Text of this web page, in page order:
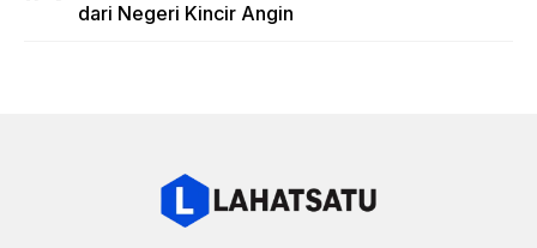
dari Negeri Kincir Angin